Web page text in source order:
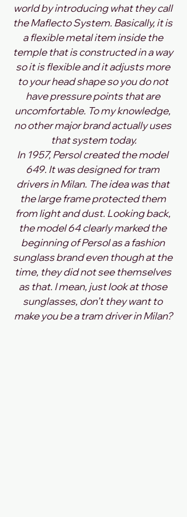
world by introducing what they call
the Maflecto System. Basically, it is
a flexible metal item inside the
temple that is constructed in a way
so it is flexible and it adjusts more
to your head shape so you do not
have pressure points that are
uncomfortable. To my knowledge,
no other major brand actually uses
that system today.
In 1957, Persol created the model
649. It was designed for tram
drivers in Milan. The idea was that
the large frame protected them
from light and dust. Looking back,
the model 64 clearly marked the
beginning of Persol as a fashion
sunglass brand even though at the
time, they did not see themselves
as that. I mean, just look at those
sunglasses, don’t they want to
make you be a tram driver in Milan?